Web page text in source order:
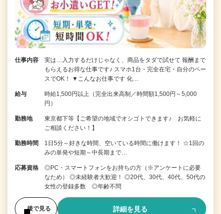
仕事内容
実は…入力するだけじゃなく、商品をタダで試せて 報酬まで
もらえるお得な仕事です♪ スマホ1台・完全在宅・自分のペー
スでOK！ ▼こんなお仕事です 化…
給与
時給1,500円以上（完全出来高制／時間額1,500円～5,000
円）
勤務地
東京都下等【ご希望の地域でオシゴトできます♪ お気軽に
ご相談ください！】
勤務時間
1日5分～好きな時間、空いている時間に働けます！ ☆1回の
みの単発や短期～中長期まで…
応募資格
◎PC・スマートフォンをお持ちの方（※アンケートに必要
なため） ◎未経験者大歓迎！ ◎20代、30代、40代、50代の
女性の登録多数 ◎年齢不問
後で見る 詳細を見る